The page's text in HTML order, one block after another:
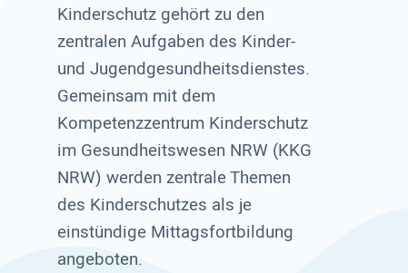
Kinderschutz gehört zu den
zentralen Aufgaben des Kinder-
und Jugendgesundheitsdienstes.
Gemeinsam mit dem
Kompetenzzentrum Kinderschutz
im Gesundheitswesen NRW (KKG
NRW) werden zentrale Themen
des Kinderschutzes als je
einstündige Mittagsfortbildung
angeboten.